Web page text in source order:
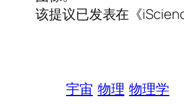
该提议已发表在《
宇宙 物理 物理学